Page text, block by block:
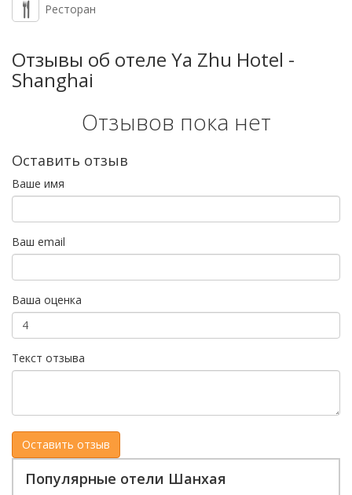
Ресторан
Отзывы об отеле Ya Zhu Hotel -
Shanghai
Отзывов пока нет
Оставить отзыв
Ваше имя
Ваш email
Ваша оценка
Текст отзыва
Популярные отели Шанхая